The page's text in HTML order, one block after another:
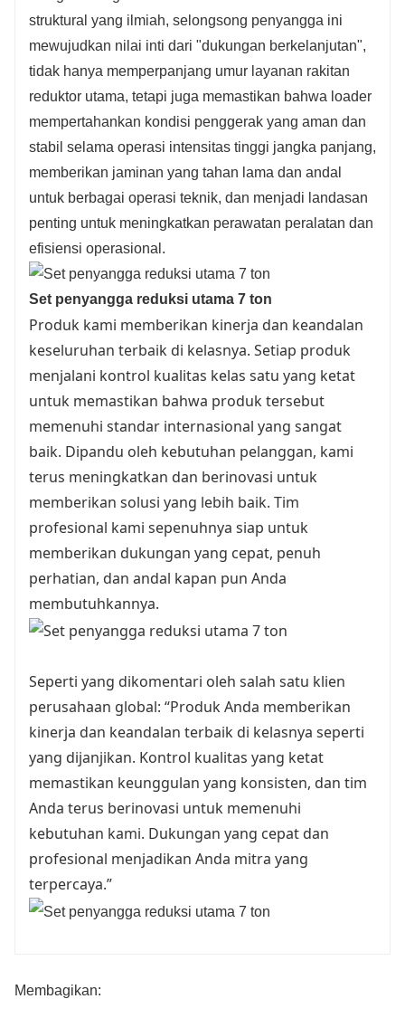
struktural yang ilmiah, selongsong penyangga ini
mewujudkan nilai inti dari "dukungan berkelanjutan",
tidak hanya memperpanjang umur layanan rakitan
reduktor utama, tetapi juga memastikan bahwa loader
mempertahankan kondisi penggerak yang aman dan
stabil selama operasi intensitas tinggi jangka panjang,
memberikan jaminan yang tahan lama dan andal
untuk berbagai operasi teknik, dan menjadi landasan
penting untuk meningkatkan perawatan peralatan dan
efisiensi operasional.
Set penyangga reduksi utama 7 ton
Produk kami memberikan kinerja dan keandalan
keseluruhan terbaik di kelasnya. Setiap produk
menjalani kontrol kualitas kelas satu yang ketat
untuk memastikan bahwa produk tersebut
memenuhi standar internasional yang sangat
baik. Dipandu oleh kebutuhan pelanggan, kami
terus meningkatkan dan berinovasi untuk
memberikan solusi yang lebih baik. Tim
profesional kami sepenuhnya siap untuk
memberikan dukungan yang cepat, penuh
perhatian, dan andal kapan pun Anda
membutuhkannya.
Seperti yang dikomentari oleh salah satu klien
perusahaan global: “Produk Anda memberikan
kinerja dan keandalan terbaik di kelasnya seperti
yang dijanjikan. Kontrol kualitas yang ketat
memastikan keunggulan yang konsisten, dan tim
Anda terus berinovasi untuk memenuhi
kebutuhan kami. Dukungan yang cepat dan
profesional menjadikan Anda mitra yang
terpercaya.”
Membagikan: